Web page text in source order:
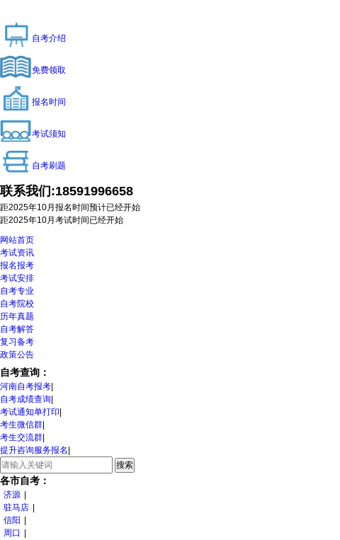
自考介绍
免费领取
报名时间
考试须知
自考刷题
联系我们:18591996658
距2025年10月报名时间预计已经开始
距2025年10月考试时间已经开始
网站首页
考试资讯
报名报考
考试安排
自考专业
自考院校
历年真题
自考解答
复习备考
政策公告
自考查询：
河南自考报考
自考成绩查询
考试通知单打印
考生微信群
考生交流群
提升咨询服务报名
各市自考：
济源
驻马店
信阳
周口